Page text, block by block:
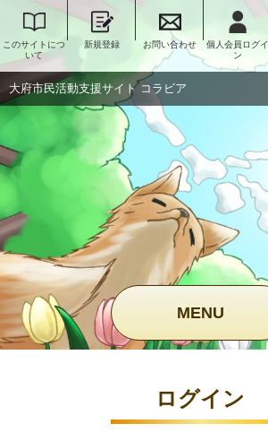
このサイトにつ
いて
新規登録 お問い合わせ
個人会員ログイ
ン
大府市民活動支援サイト コラビア
MENU
ログイン